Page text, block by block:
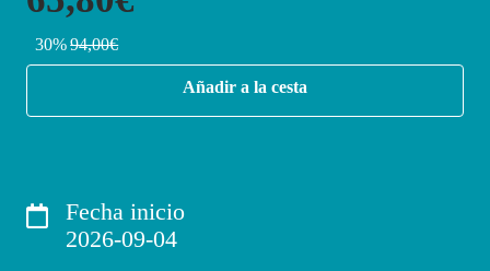
30%94,00€
Añadir a la cesta
Fecha inicio
2026-09-04